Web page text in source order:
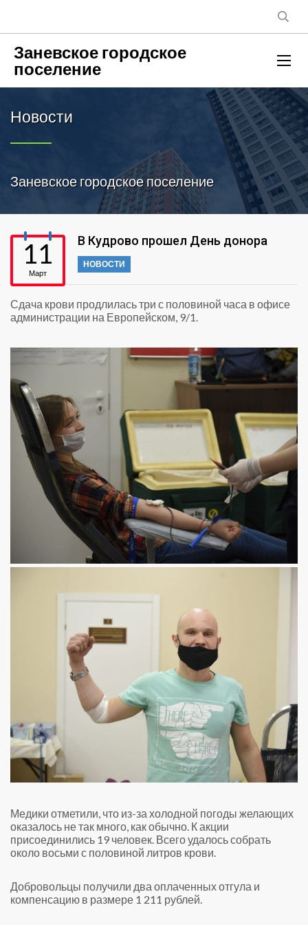
Заневское городское
поселение
Новости
Заневское городское поселение
11
Март
В Кудрово прошел День донора
НОВОСТИ
Сдача крови продлилась три с половиной часа в офисе
администрации на Европейском, 9/1.
Медики отметили, что из-за холодной погоды желающих
оказалось не так много, как обычно. К акции
присоединились 19 человек. Всего удалось собрать
около восьми с половиной литров крови.
Добровольцы получили два оплаченных отгула и
компенсацию в размере 1 211 рублей.